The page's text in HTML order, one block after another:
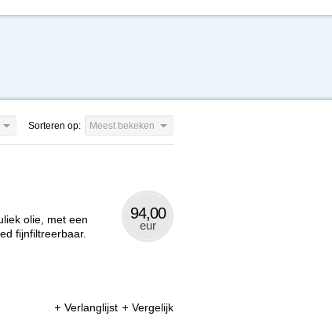
Sorteren op: Meest bekeken
olie, met een
fijnfiltreerbaar.
94,00
eur
Verlanglijst Vergelijk